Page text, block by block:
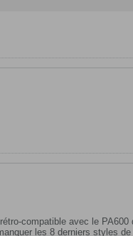
compatible avec le
les 8 derniers styles de